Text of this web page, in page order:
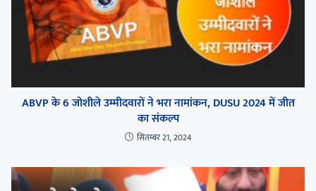
ABVP के 6 जोशीले उम्मीदवारों ने भरा नामांकन, DUSU 2024 में जीत
का संकल्प
सितम्बर 21, 2024